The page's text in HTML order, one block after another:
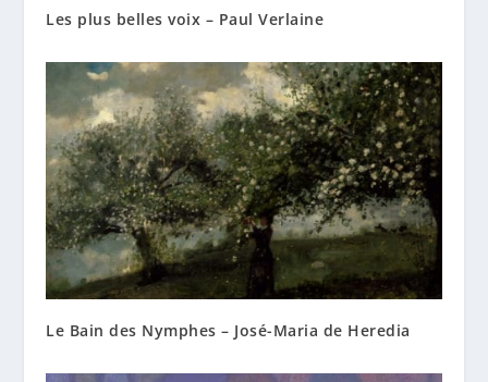
Les plus belles voix – Paul Verlaine
Le Bain des Nymphes – José-Maria de Heredia